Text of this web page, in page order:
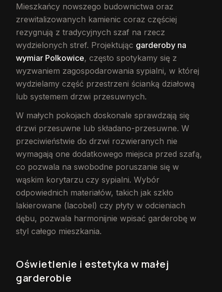
Mieszkańcy nowszego budownictwa oraz
zrewitalizowanych kamienic coraz częściej
rezygnują z tradycyjnych szaf na rzecz
wydzielonych stref. Projektując garderoby na
wymiar Polkowice, często spotykamy się z
wyzwaniem zagospodarowania sypialni, w której
wydzielamy część przestrzeni ścianką działową
lub systemem drzwi przesuwnych.
W małych pokojach doskonale sprawdzają się
drzwi przesuwne lub składano-przesuwne. W
przeciwieństwie do drzwi rozwieranych nie
wymagają one dodatkowego miejsca przed szafą,
co pozwala na swobodne poruszanie się w
wąskim korytarzu czy sypialni. Wybór
odpowiednich materiałów, takich jak szkło
lakierowane (lacobel) czy płyty w odcieniach
dębu, pozwala harmonijnie wpisać garderobę w
styl całego mieszkania.
Oświetlenie i estetyka w małej
garderobie